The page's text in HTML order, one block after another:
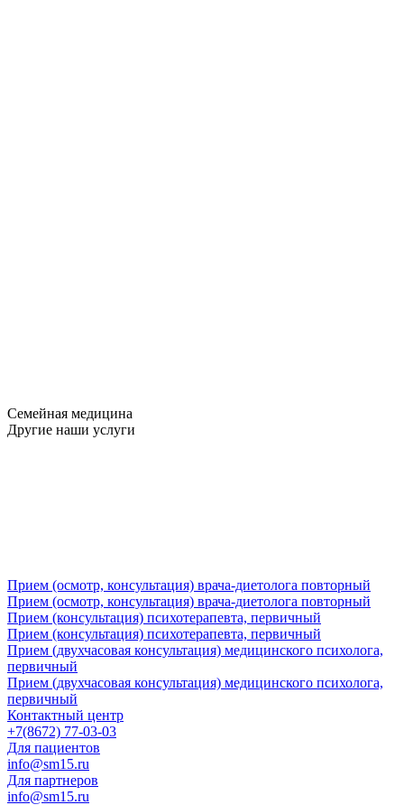
Семейная медицина
Другие наши услуги
Прием (осмотр, консультация) врача-диетолога повторный
Прием (осмотр, консультация) врача-диетолога повторный
Прием (консультация) психотерапевта, первичный
Прием (консультация) психотерапевта, первичный
Прием (двухчасовая консультация) медицинского психолога,
первичный
Прием (двухчасовая консультация) медицинского психолога,
первичный
Контактный центр
+7(8672) 77-03-03
Для пациентов
info@sm15.ru
Для партнеров
info@sm15.ru